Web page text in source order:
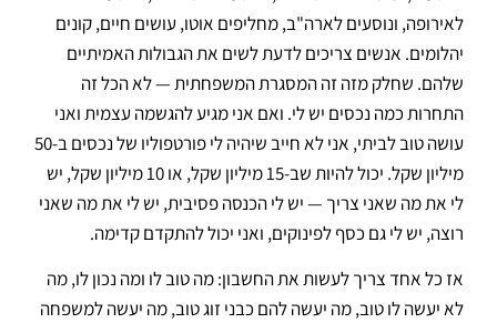
לאירופה, ונוסעים לארה"ב, מחליפים אוטו, עושים חיים, קונים
יהלומים. אנשים צריכים לדעת לשים את הגבולות האמיתיים
שלהם. שחלק מזה זה המסגרת המשפחתית — לא הכל זה
התחרות כמה נכסים יש לי. ואם אני מגיע להגשמה עצמית ואני
עושה טוב לביתי, אני לא חייב שיהיה לי פורטפוליו של נכסים ב-50
מיליון שקל. יכול להיות שב-15 מיליון שקל, או 10 מיליון שקל, יש
לי את מה שאני צריך — יש לי הכנסה פסיבית, יש לי את מה שאני
רוצה, יש לי גם כסף לפינוקים, ואני יכול להתקדם קדימה.
אז כל אחד צריך לעשות את החשבון: מה טוב לו ומה נכון לו, מה
לא יעשה לו טוב, מה יעשה להם כבני זוג טוב, מה יעשה למשפחה